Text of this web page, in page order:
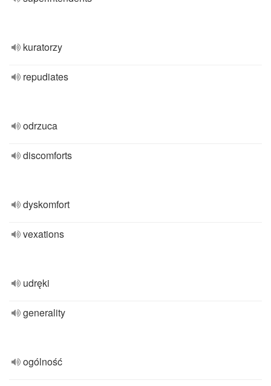
kuratorzy
repudiates
odrzuca
discomforts
dyskomfort
vexations
udręki
generality
ogólność